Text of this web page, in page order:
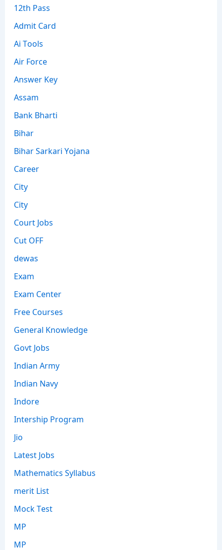
12th Pass
Admit Card
Ai Tools
Air Force
Answer Key
Assam
Bank Bharti
Bihar
Bihar Sarkari Yojana
Career
City
City
Court Jobs
Cut OFF
dewas
Exam
Exam Center
Free Courses
General Knowledge
Govt Jobs
Indian Army
Indian Navy
Indore
Intership Program
Jio
Latest Jobs
Mathematics Syllabus
merit List
Mock Test
MP
MP